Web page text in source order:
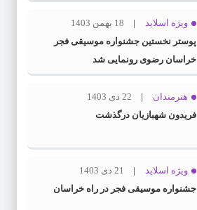
ویژه اسلاید
18 بهمن 1403
پوستر نخستین جشنواره موسیقی فجر
خراسان رضوی رونمایی شد
هنرمندان
22 دی 1403
فریدون شهبازیان درگذشت
ویژه اسلاید
21 دی 1403
جشنواره موسیقی فجر در راه خراسان